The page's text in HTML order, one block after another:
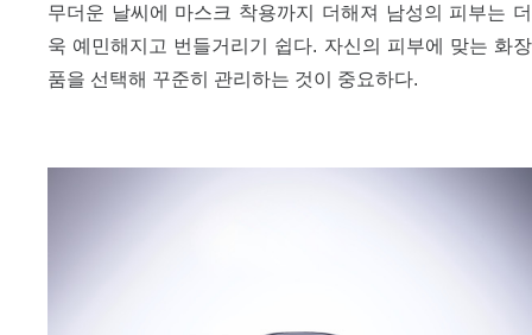
무더운 날씨에 마스크 착용까지 더해져 남성의 피부는 더
욱 예민해지고 번들거리기 쉽다. 자신의 피부에 맞는 화장
품을 선택해 꾸준히 관리하는 것이 중요하다.